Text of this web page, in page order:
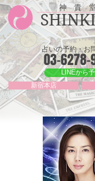
神 貴
占いの予約・お
03-6278-
LINEから
新宿本店